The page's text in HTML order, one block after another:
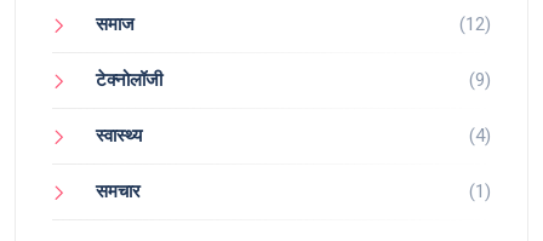
समाज (12)
टेक्नोलॉजी (9)
स्वास्थ्य (4)
समचार (1)